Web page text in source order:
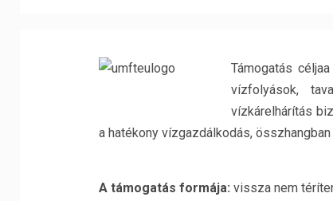
Támogatás
vízfolyások,
vízkárelhárítás
a hatékony vízgazdálkodás,
A támogatás formája: vissza nem